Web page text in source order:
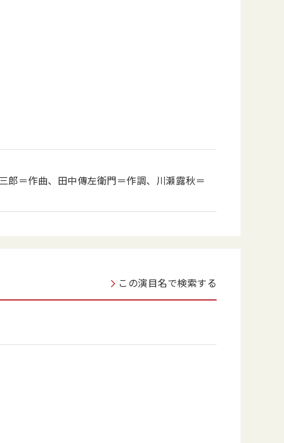
郎＝作曲、田中傳左衛門＝作調、川瀬露秋＝
この演目名で検索する